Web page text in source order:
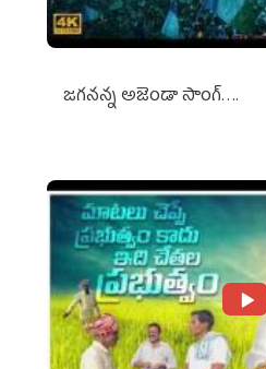
జగనన్న అజెండా సాంగ్….